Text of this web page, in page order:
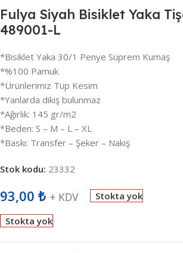
Fulya Siyah Bisiklet Yaka
489001-L
*Bisiklet Yaka 30/1 Penye Süprem Kumaş
*%100 Pamuk
*Ürünlerimiz Tüp Kesim
*Yanlarda dikiş bulunmaz
*Ağırlık: 145 gr/m2
*Beden: S – M – L – XL
*Baskı: Transfer – Şeker – Nakış
Stok kodu: 23332
93,00 ₺ + KDV Stokta yok
Stokta yok